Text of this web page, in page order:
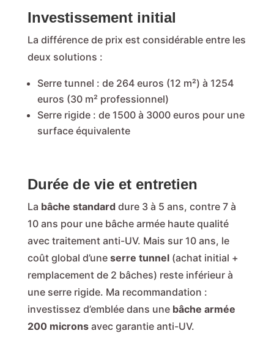
Investissement initial
La différence de prix est considérable entre les
deux solutions :
Serre tunnel : de 264 euros (12 m²) à 1254
euros (30 m² professionnel)
Serre rigide : de 1500 à 3000 euros pour une
surface équivalente
Durée de vie et entretien
La bâche standard dure 3 à 5 ans, contre 7 à
10 ans pour une bâche armée haute qualité
avec traitement anti-UV. Mais sur 10 ans, le
coût global d’une serre tunnel(achat initial +
remplacement de 2 bâches) reste inférieur à
une serre rigide. Ma recommandation :
investissez d’emblée dans une bâche armée
200 micronsavec garantie anti-UV.